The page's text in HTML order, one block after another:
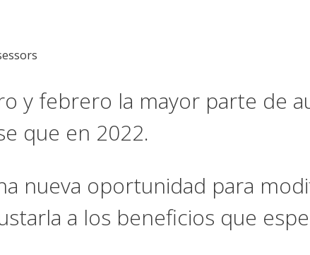
y febrero la mayor parte de
que en 2022.
nueva oportunidad para
a los beneficios que